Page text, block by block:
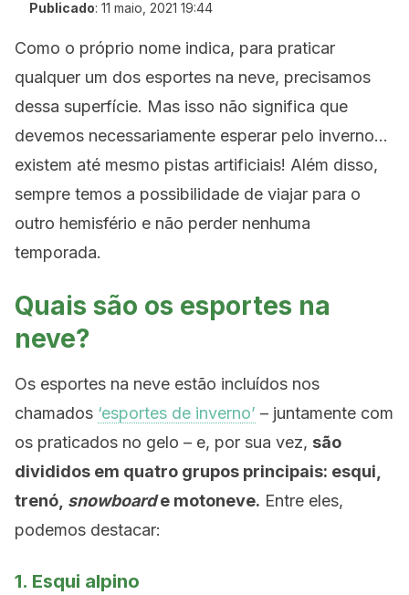
Publicado: 11 maio, 2021 19:44
Como o próprio nome indica, para praticar
qualquer um dos esportes na neve, precisamos
dessa superfície. Mas isso não significa que
devemos necessariamente esperar pelo inverno…
existem até mesmo pistas artificiais! Além disso,
sempre temos a possibilidade de viajar para o
outro hemisfério e não perder nenhuma
temporada.
Quais são os esportes na
neve?
Os esportes na neve estão incluídos nos
chamados ‘esportes de inverno’ – juntamente com
os praticados no gelo – e, por sua vez, são
divididos em quatro grupos principais: esqui,
trenó, snowboarde motoneve. Entre eles,
podemos destacar:
1. Esqui alpino